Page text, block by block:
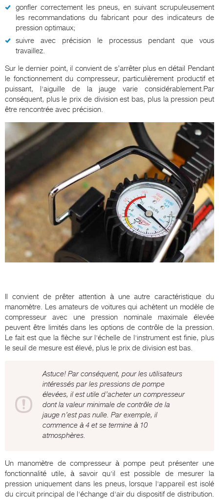
gonfler correctement les pneus, en suivant scrupuleusement
les recommandations du fabricant pour des indicateurs de
pression optimaux;
suivre avec précision le processus pendant que vous
travaillez.
Sur le dernier point, il convient de s’arrêter plus en détail Pendant
le fonctionnement du compresseur, particulièrement productif et
puissant, l'aiguille de la jauge varie considérablement.Par
conséquent, plus le prix de division est bas, plus la pression peut
être rencontrée avec précision.
Il convient de prêter attention à une autre caractéristique du
manomètre. Les amateurs de voitures qui achètent un modèle de
compresseur avec une pression nominale maximale élevée
peuvent être limités dans les options de contrôle de la pression.
Le fait est que la flèche sur l'échelle de l'instrument est finie, plus
le seuil de mesure est élevé, plus le prix de division est bas.
Astuce! Par conséquent, pour les utilisateurs
intéressés par les pressions de pompe
élevées, il est utile d’acheter un compresseur
dont la valeur minimale de contrôle de la
jauge n’est pas nulle. Par exemple, il
commence à 4 et se termine à 10
atmosphères.
Un manomètre de compresseur à pompe peut présenter une
fonctionnalité utile, à savoir qu'il est possible de mesurer la
pression uniquement dans les pneus, lorsque l'appareil est isolé
du circuit principal de l'échange d'air du dispositif de distribution.